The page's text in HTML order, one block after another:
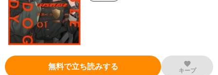
無料で立ち読みする キープ